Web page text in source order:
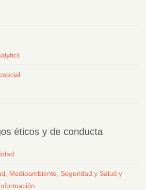
éticos y de conducta
Medioambiente, Seguridad y Salud y